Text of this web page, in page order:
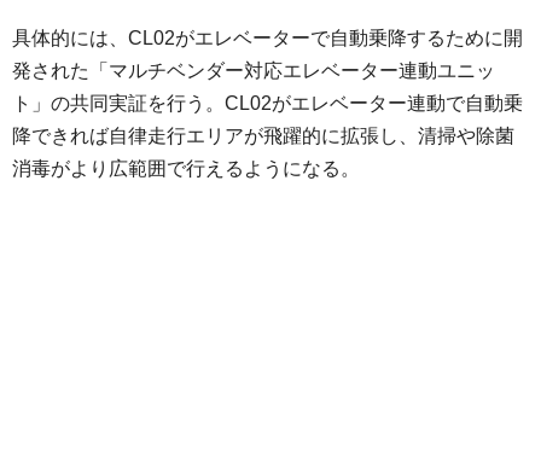
具体的には、CL02がエレベーターで自動乗降するために開
発された「マルチベンダー対応エレベーター連動ユニッ
ト」の共同実証を行う。CL02がエレベーター連動で自動乗
降できれば自律走行エリアが飛躍的に拡張し、清掃や除菌
消毒がより広範囲で行えるようになる。